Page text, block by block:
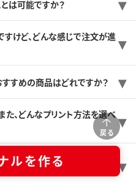
戻る
ルを作る
は可能ですか？
けど、どんな感じで注文が進
すめの商品はどれですか？
た、どんなプリント方法を選べ
のですが、納期に間に合うか